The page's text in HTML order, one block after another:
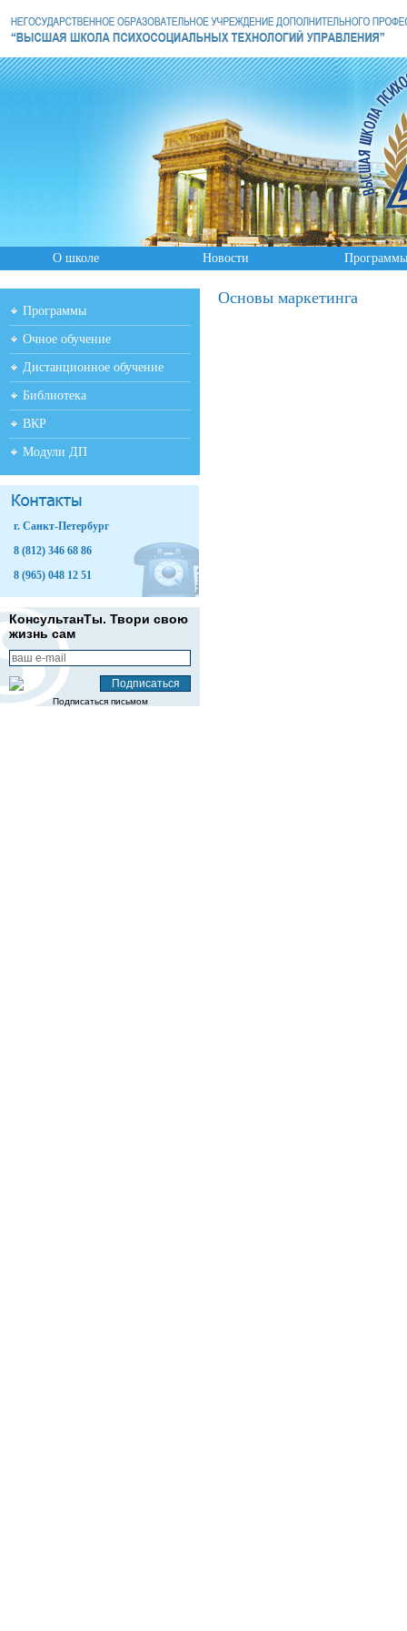
О школе Новости Программы
Программы
Очное обучение
Дистанционное обучение
Библиотека
ВКР
Модули ДП
г. Санкт-Петербург
8 (812) 346 68 86
8 (965) 048 12 51
КонсультанТы. Твори свою
жизнь сам
Подписаться письмом
Основы маркетинга